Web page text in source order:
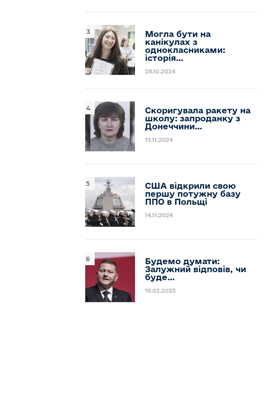
Могла бути на
канікулах з
однокласниками:
історія…
28.10.2024
Скоригувала ракету на
школу: запроданку з
Донеччини…
13.11.2024
США відкрили свою
першу потужну базу
ППО в Польщі
14.11.2024
Будемо думати:
Залужний відповів, чи
буде…
19.02.2025